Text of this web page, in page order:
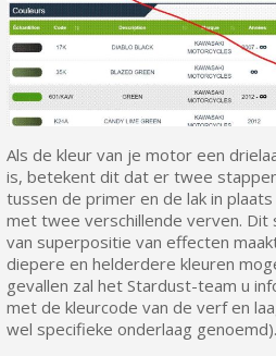
Als de kleur van je motor een
is, betekent dit dat er twee
tussen de primer en de lak in plaats
met twee verschillende verven. Dit
van superpositie van effecten
diepere en helderdere kleuren
gevallen zal het Stardust-team u
met de kleurcode van de verf en
wel specifieke onderlaag genoemd).